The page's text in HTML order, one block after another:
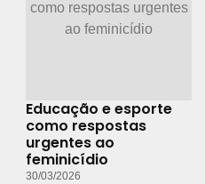
Educação e esporte
como respostas
urgentes ao
feminicídio
30/03/2026